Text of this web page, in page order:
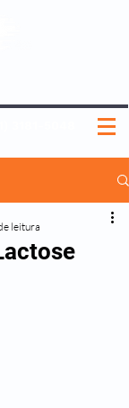
leitura